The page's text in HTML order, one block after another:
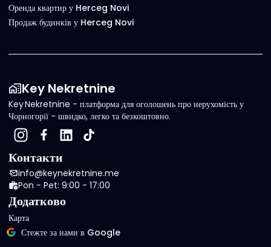
Оренда квартир у Herceg Novi
Продаж будинків у Herceg Novi
Key Nekretnine
Key Nekretnine - платформа для оголошень про нерухомість у
Чорногорії - швидко, легко та безкоштовно.
Контакти
info@keynekretnine.me
Pon - Pet: 9:00 - 17:00
Додатково
Карта
Стежте за нами в Google